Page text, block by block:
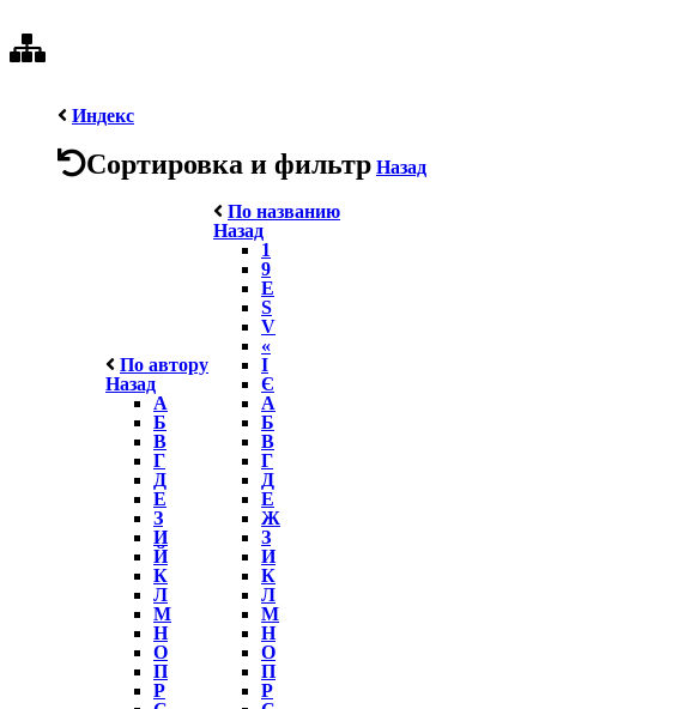
Индекс
Сортировка и фильтр Назад
По автору
Назад
А
Б
В
Г
Д
Е
З
И
Й
К
Л
М
Н
О
П
Р
По названию
Назад
1
9
E
S
V
«
І
Є
А
Б
В
Г
Д
Е
Ж
З
И
К
Л
М
Н
О
П
Р